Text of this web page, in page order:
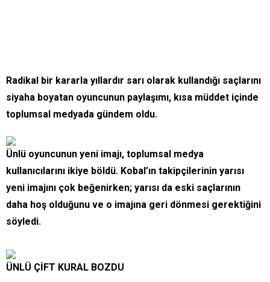
Radikal bir kararla yıllardır sarı olarak kullandığı saçlarını
siyaha boyatan oyuncunun paylaşımı, kısa müddet içinde
toplumsal medyada gündem oldu.
Ünlü oyuncunun yeni imajı, toplumsal medya
kullanıcılarını ikiye böldü. Kobal’ın takipçilerinin yarısı
yeni imajını çok beğenirken; yarısı da eski saçlarının
daha hoş olduğunu ve o imajına geri dönmesi gerektiğini
söyledi.
ÜNLÜ ÇİFT KURAL BOZDU